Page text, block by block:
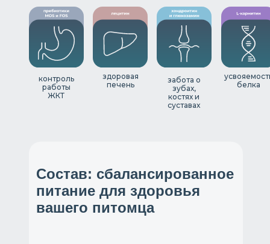
белка
забота о
зубах,
костях и
суставах
контроль
работы
ЖКТ
здоровая
печень
Состав: сбалансированное
питание для здоровья
вашего питомца